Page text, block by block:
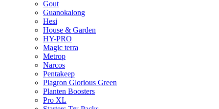
Gout
Guanokalong
Hesi
House & Garden
HY-PRO
Magic terra
Metrop
Narcos
Pentakeep
Plagron Glorious Green
Planten Boosters
Pro XL